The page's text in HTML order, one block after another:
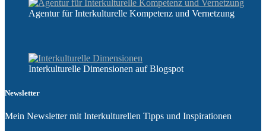
Agentur für Interkulturelle Kompetenz und Vernetzung
Interkulturelle Dimensionen auf Blogspot
Newsletter
Mein Newsletter mit Interkulturellen Tipps und Inspirationen